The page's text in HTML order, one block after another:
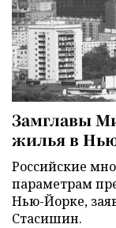
Замглавы
жилья в
Российские
параметрам
Нью-Йорке,
Стасишин.